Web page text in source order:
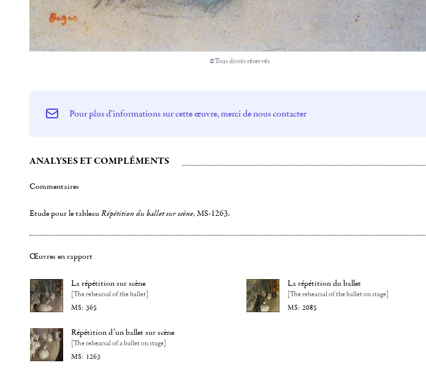
©Tous droits réservés
Pour plus d'informations sur cette œuvre, merci de nous contacter
ANALYSES ET COMPLÉMENTS
Commentaires
Etude pour le tableauRépétition du ballet sur scène, MS-1263.
Œuvres en rapport
La répétition sur scène
[The rehearsal of the ballet]
365
La répétition du ballet
[The rehearsal of the ballet on stage]
2085
Répétition d’un ballet sur scène
[The rehearsal of a ballet on stage]
1263